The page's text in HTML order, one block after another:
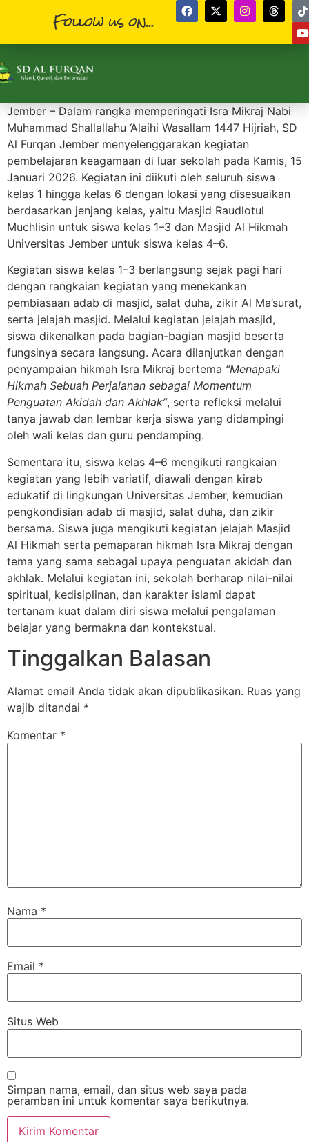
Follow us on...
Jember – Dalam rangka memperingati Isra Mikraj Nabi
Muhammad Shallallahu ‘Alaihi Wasallam 1447 Hijriah, SD
Al Furqan Jember menyelenggarakan kegiatan
pembelajaran keagamaan di luar sekolah pada Kamis, 15
Januari 2026. Kegiatan ini diikuti oleh seluruh siswa
kelas 1 hingga kelas 6 dengan lokasi yang disesuaikan
berdasarkan jenjang kelas, yaitu Masjid Raudlotul
Muchlisin untuk siswa kelas 1–3 dan Masjid Al Hikmah
Universitas Jember untuk siswa kelas 4–6.
Kegiatan siswa kelas 1–3 berlangsung sejak pagi hari
dengan rangkaian kegiatan yang menekankan
pembiasaan adab di masjid, salat duha, zikir Al Ma’surat,
serta jelajah masjid. Melalui kegiatan jelajah masjid,
siswa dikenalkan pada bagian-bagian masjid beserta
fungsinya secara langsung. Acara dilanjutkan dengan
penyampaian hikmah Isra Mikraj bertema “Menapaki
Hikmah Sebuah Perjalanan sebagai Momentum
Penguatan Akidah dan Akhlak”, serta refleksi melalui
tanya jawab dan lembar kerja siswa yang didampingi
oleh wali kelas dan guru pendamping.
Sementara itu, siswa kelas 4–6 mengikuti rangkaian
kegiatan yang lebih variatif, diawali dengan kirab
edukatif di lingkungan Universitas Jember, kemudian
pengkondisian adab di masjid, salat duha, dan zikir
bersama. Siswa juga mengikuti kegiatan jelajah Masjid
Al Hikmah serta pemaparan hikmah Isra Mikraj dengan
tema yang sama sebagai upaya penguatan akidah dan
akhlak. Melalui kegiatan ini, sekolah berharap nilai-nilai
spiritual, kedisiplinan, dan karakter islami dapat
tertanam kuat dalam diri siswa melalui pengalaman
belajar yang bermakna dan kontekstual.
Tinggalkan Balasan
Alamat email Anda tidak akan dipublikasikan. Ruas yang
wajib ditandai *
Komentar *
Nama *
Email *
Situs Web
Simpan nama, email, dan situs web saya pada
peramban ini untuk komentar saya berikutnya.